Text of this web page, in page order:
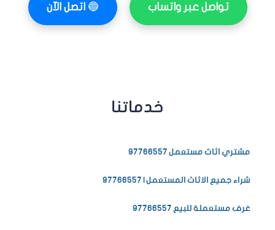
خدماتنا
مشتري اثاث مستعمل 97766557
شراء جميع الاثاث المستعمل | 97766557
غرف مستعملة للبيع 97766557
تواصل عبر واتساب 🔵 اتصل الآن